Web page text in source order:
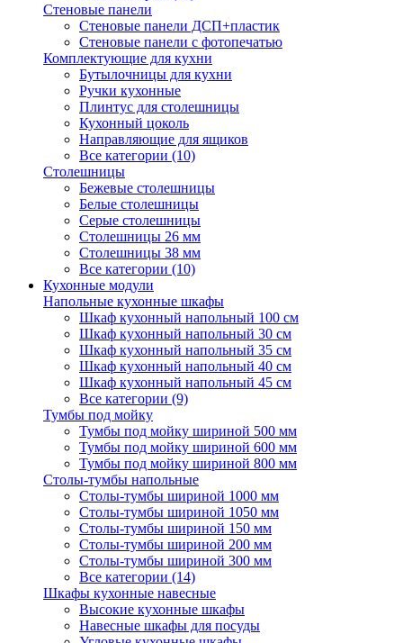
Стеновые панели
Стеновые панели ДСП+пластик
Стеновые панели с фотопечатью
Комплектующие для кухни
Бутылочницы для кухни
Ручки кухонные
Плинтус для столешницы
Кухонный цоколь
Направляющие для ящиков
Все категории (10)
Столешницы
Бежевые столешницы
Белые столешницы
Серые столешницы
Столешницы 26 мм
Столешницы 38 мм
Все категории (10)
Кухонные модули
Напольные кухонные шкафы
Шкаф кухонный напольный 100 см
Шкаф кухонный напольный 30 см
Шкаф кухонный напольный 35 см
Шкаф кухонный напольный 40 см
Шкаф кухонный напольный 45 см
Все категории (9)
Тумбы под мойку
Тумбы под мойку шириной 500 мм
Тумбы под мойку шириной 600 мм
Тумбы под мойку шириной 800 мм
Столы-тумбы напольные
Столы-тумбы шириной 1000 мм
Столы-тумбы шириной 1050 мм
Столы-тумбы шириной 150 мм
Столы-тумбы шириной 200 мм
Столы-тумбы шириной 300 мм
Все категории (14)
Шкафы кухонные навесные
Высокие кухонные шкафы
Навесные шкафы для посуды